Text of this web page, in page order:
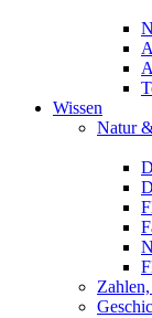
Wissen
Natur